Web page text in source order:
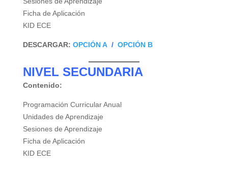
Ficha de Aplicación
KID ECE
DESCARGAR: OPCIÓN A / OPCIÓN B
NIVEL SECUNDARIA
Contenido:
Programación Curricular Anual
Unidades de Aprendizaje
Sesiones de Aprendizaje
Ficha de Aplicación
KID ECE